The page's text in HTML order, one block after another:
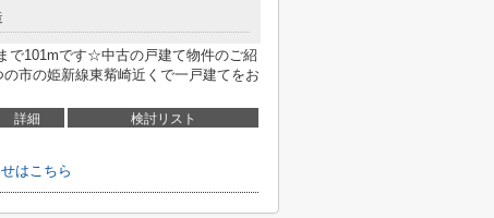
で101mです☆中古の戸建て物件のご紹
市の姫新線東觜崎近くで一戸建てをお
詳細 検討リスト
はこちら